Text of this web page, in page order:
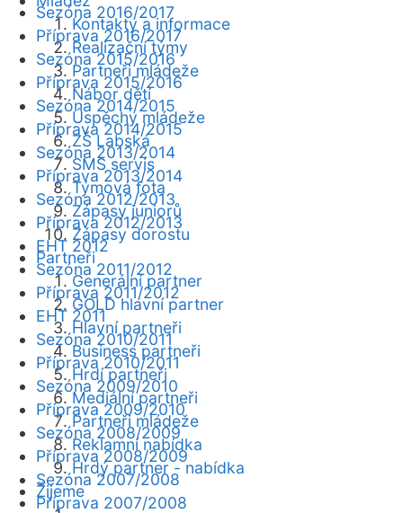
Kontakty a informace
Realizační týmy
Partneři mládeže
Nábor dětí
Úspěchy mládeže
ZŠ Labská
SMS servis
Týmová fota
Zápasy juniorů
Zápasy dorostu
Partneři
Generální partner
GOLD hlavní partner
Hlavní partneři
Business partneři
Hrdí partneři
Mediální partneři
Partneři mládeže
Reklamní nabídka
Hrdý partner - nabídka
Žijeme
Sezóna 2016/2017
Příprava 2016/2017
Sezóna 2015/2016
Příprava 2015/2016
Sezóna 2014/2015
Příprava 2014/2015
Sezóna 2013/2014
Příprava 2013/2014
Sezóna 2012/2013
Příprava 2012/2013
EHT 2012
Sezóna 2011/2012
Příprava 2011/2012
EHT 2011
Sezóna 2010/2011
Příprava 2010/2011
Sezóna 2009/2010
Příprava 2009/2010
Sezóna 2008/2009
Příprava 2008/2009
Sezóna 2007/2008
Příprava 2007/2008